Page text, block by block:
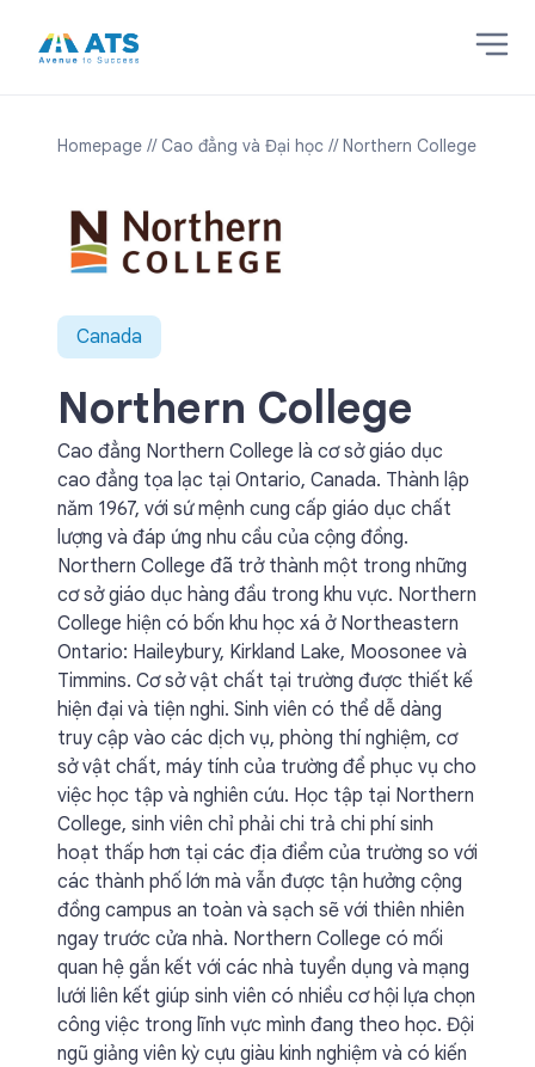
Homepage // Cao đẳng và Đại học // Northern College
Canada
Northern College
Cao đẳng Northern College là cơ sở giáo dục
cao đẳng tọa lạc tại Ontario, Canada. Thành lập
năm 1967, với sứ mệnh cung cấp giáo dục chất
lượng và đáp ứng nhu cầu của cộng đồng.
Northern College đã trở thành một trong những
cơ sở giáo dục hàng đầu trong khu vực. Northern
College hiện có bốn khu học xá ở Northeastern
Ontario: Haileybury, Kirkland Lake, Moosonee và
Timmins. Cơ sở vật chất tại trường được thiết kế
hiện đại và tiện nghi. Sinh viên có thể dễ dàng
truy cập vào các dịch vụ, phòng thí nghiệm, cơ
sở vật chất, máy tính của trường để phục vụ cho
việc học tập và nghiên cứu. Học tập tại Northern
College, sinh viên chỉ phải chi trả chi phí sinh
hoạt thấp hơn tại các địa điểm của trường so với
các thành phố lớn mà vẫn được tận hưởng cộng
đồng campus an toàn và sạch sẽ với thiên nhiên
ngay trước cửa nhà. Northern College có mối
quan hệ gắn kết với các nhà tuyển dụng và mạng
lưới liên kết giúp sinh viên có nhiều cơ hội lựa chọn
công việc trong lĩnh vực mình đang theo học. Đội
ngũ giảng viên kỳ cựu giàu kinh nghiệm và có kiến